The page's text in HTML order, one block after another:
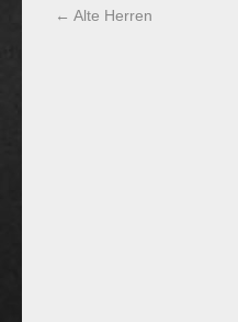
← Alte Herren